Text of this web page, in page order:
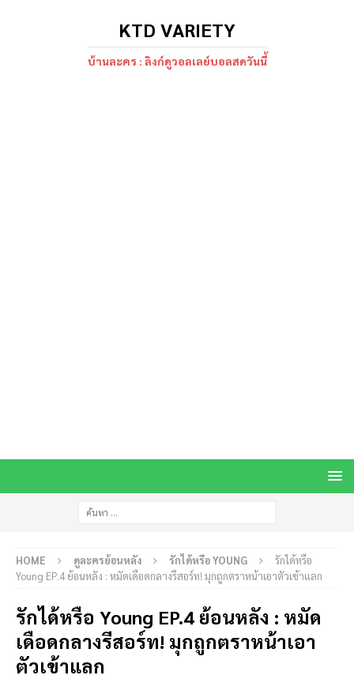
KTD VARIETY
บ้านละคร : ลิงก์ดูวอลเลย์บอลสดวันนี้
HOME ดูละครย้อนหลัง รักได้หรือ YOUNG
รักได้หรือ
Young EP.4 ย้อนหลัง : หมัดเดือดกลางรีสอร์ท! มุกถูกตราหน้าเอาตัวเข้าแลก
รักได้หรือ Young EP.4 ย้อนหลัง : หมัด
เดือดกลางรีสอร์ท! มุกถูกตราหน้าเอา
ตัวเข้าแลก